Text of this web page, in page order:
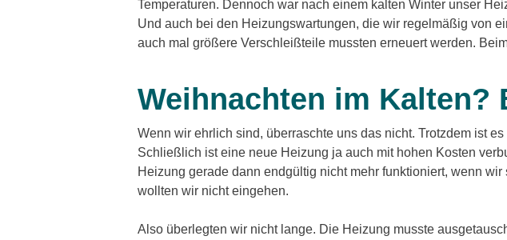
Temperaturen. Dennoch war nach einem kalten Winter unser
Und auch bei den Heizungswartungen, die wir regelmäßig von
auch mal größere Verschleißteile mussten erneuert werden.
Weihnachten im Kalten?
Wenn wir ehrlich sind, überraschte uns das nicht. Trotzdem ist
Schließlich ist eine neue Heizung ja auch mit hohen Kosten
Heizung gerade dann endgültig nicht mehr funktioniert, wenn
wollten wir nicht eingehen.
Also überlegten wir nicht lange. Die Heizung musste